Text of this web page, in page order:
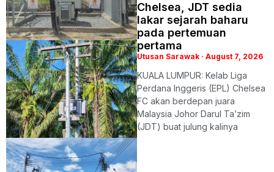
Chelsea, JDT sedia
lakar sejarah baharu
pada pertemuan
pertama
Utusan Sarawak August 7, 2026
KUALA LUMPUR: Kelab Liga
Perdana Inggeris (EPL) Chelsea
FC akan berdepan juara
Malaysia Johor Darul Ta’zim
(JDT) buat julung kalinya